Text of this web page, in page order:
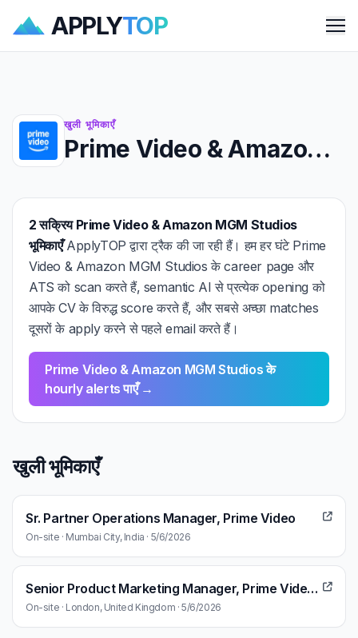
APPLYTOP
खुली भूमिकाएँ
Prime Video & Amazon MGM Studios में नौकरियाँ
2 सक्रिय Prime Video & Amazon MGM Studios
भूमिकाएँApplyTOP द्वारा ट्रैक की जा रही हैं। हम हर घंटे Prime
Video & Amazon MGM Studios के career page और
ATS को scan करते हैं, semantic AI से प्रत्येक opening को
आपके CV के विरुद्ध score करते हैं, और सबसे अच्छा matches
दूसरों के apply करने से पहले email करते हैं।
Prime Video & Amazon MGM Studios के
hourly alerts पाएँ →
खुली भूमिकाएँ
Sr. Partner Operations Manager, Prime Video
On-site · Mumbai City, India · 5/6/2026
Senior Product Marketing Manager, Prime Video Advertising
On-site · London, United Kingdom · 5/6/2026